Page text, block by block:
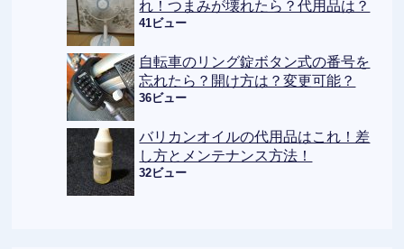
れ！つまみが壊れたら？代用品は？
41ビュー
自転車のリング錠ボタン式の番号を
忘れたら？開け方は？変更可能？
36ビュー
バリカンオイルの代用品はこれ！差
し方とメンテナンス方法！
32ビュー